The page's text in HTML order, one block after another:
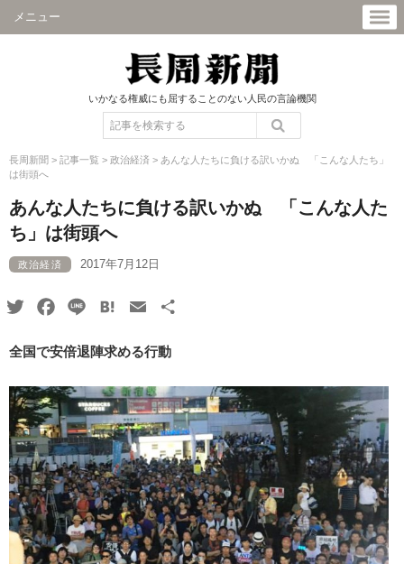
メニュー
いかなる権威にも屈することのない人民の言論機関
長周新聞 > 記事一覧 > 政治経済 > あんな人たちに負ける訳いかぬ 「こんな人たち」
は街頭へ
あんな人たちに負ける訳いかぬ 「こんな人た
ち」は街頭へ
政治経済 2017年7月12日
TwitterFacebook
Line HatenaEmail
全国で安倍退陣求める行動